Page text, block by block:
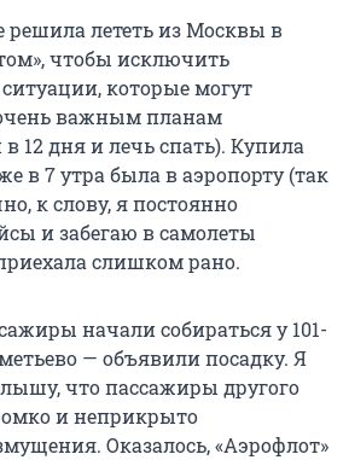
решила лететь из Москвы в
чтобы исключить
которые могут
важным планам
12 дня и лечь спать). Купила
в 7 утра была в аэропорту (так
к слову, я постоянно
и забегаю в самолеты
слишком рано.
начали собираться у 101-
— объявили посадку. Я
что пассажиры другого
и неприкрыто
Оказалось, «Аэрофлот»